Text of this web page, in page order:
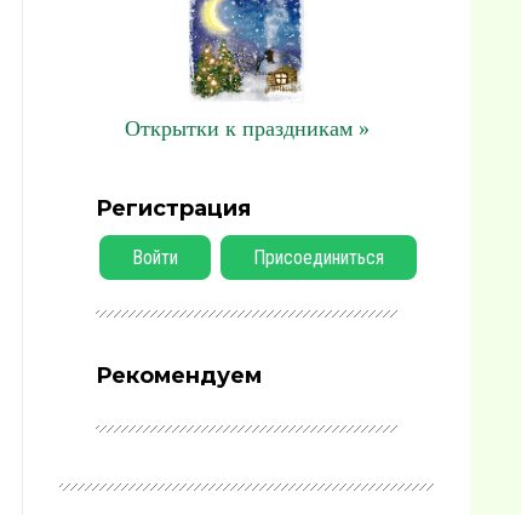
Открытки к праздникам »
Регистрация
Войти Присоединиться
Рекомендуем